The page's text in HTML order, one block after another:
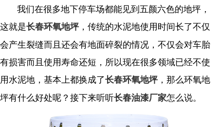
我们在很多地下停车场都能见到五颜六色的地坪，
这就是长春环氧地坪，传统的水泥地使用时间长了不仅
会产生裂缝而且还会有地面碎裂的情况，不仅会对车胎
有损害而且使用寿命还短，所以现在很多领域已经不使
用水泥地，基本上都换成了长春环氧地坪，那么环氧地
坪有什么好处呢？接下来听听长春油漆厂家怎么说。